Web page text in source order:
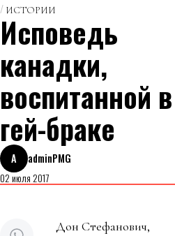
ИСТОРИИ
Исповедь
канадки,
воспитанной в
гей-браке
A
adminPMG
02 июля 2017
Дон Стефанович,